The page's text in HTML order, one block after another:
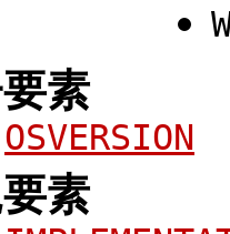
素
OSVERSION
素